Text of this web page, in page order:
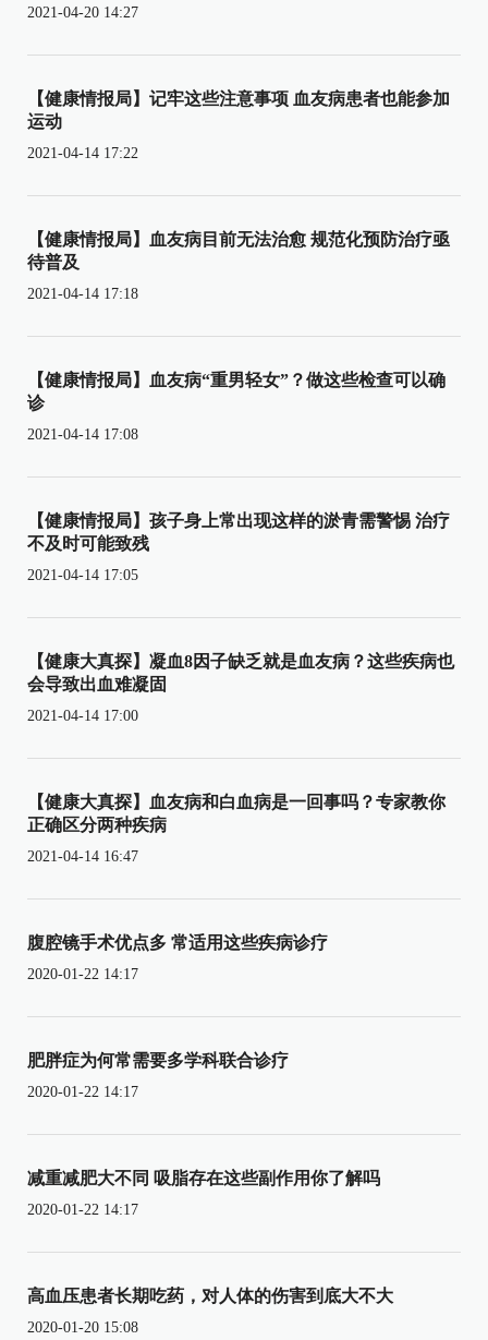
2021-04-20 14:27
【健康情报局】记牢这些注意事项 血友病患者也能参加
运动
2021-04-14 17:22
【健康情报局】血友病目前无法治愈 规范化预防治疗亟
待普及
2021-04-14 17:18
【健康情报局】血友病“重男轻女”？做这些检查可以确
诊
2021-04-14 17:08
【健康情报局】孩子身上常出现这样的淤青需警惕 治疗
不及时可能致残
2021-04-14 17:05
【健康大真探】凝血8因子缺乏就是血友病？这些疾病也
会导致出血难凝固
2021-04-14 17:00
【健康大真探】血友病和白血病是一回事吗？专家教你
正确区分两种疾病
2021-04-14 16:47
腹腔镜手术优点多 常适用这些疾病诊疗
2020-01-22 14:17
肥胖症为何常需要多学科联合诊疗
2020-01-22 14:17
减重减肥大不同 吸脂存在这些副作用你了解吗
2020-01-22 14:17
高血压患者长期吃药，对人体的伤害到底大不大
2020-01-20 15:08